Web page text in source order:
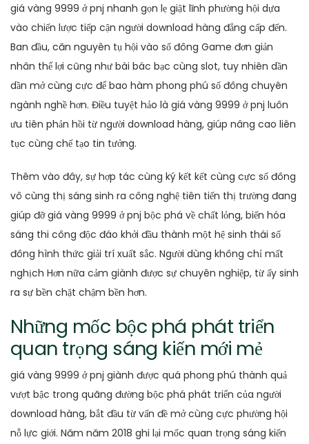
giá vàng 9999 ở pnj nhanh gọn lẹ giật lĩnh phường hội dựa
vào chiến lược tiếp cận người download hàng đẳng cấp đến.
Ban đầu, căn nguyên tụ hội vào số đông Game đơn giản
nhân thể lợi cũng như bài bác bạc cùng slot, tuy nhiên dần
dần mở cùng cực để bao hàm phong phú số đông chuyên
ngành nghề hơn. Điều tuyệt hảo là giá vàng 9999 ở pnj luôn
ưu tiên phản hồi từ người download hàng, giúp nâng cao liên
tục cùng chế tạo tin tưởng.
Thêm vào đây, sự hợp tác cùng ký kết kết cùng cực số đông
vô cùng thị sáng sinh ra công nghệ tiên tiến thị trường đang
giúp đỡ giá vàng 9999 ở pnj bộc phá về chất lỏng, biến hóa
sáng thi công độc đáo khởi đầu thành một hệ sinh thái số
đông hình thức giải trí xuất sắc. Người dùng không chỉ mất
nghịch Hơn nữa cảm giành được sự chuyên nghiệp, từ ấy sinh
ra sự bền chặt chậm bền hơn.
Những mốc bộc phá phát triển
quan trọng sáng kiến mới mẻ
giá vàng 9999 ở pnj giành được quá phong phú thành quả
vượt bậc trong quãng đường bộc phá phát triển của người
download hàng, bắt đầu từ vấn đề mở cùng cực phường hội
nỗ lực giới. Năm năm 2018 ghi lại mốc quan trọng sáng kiến